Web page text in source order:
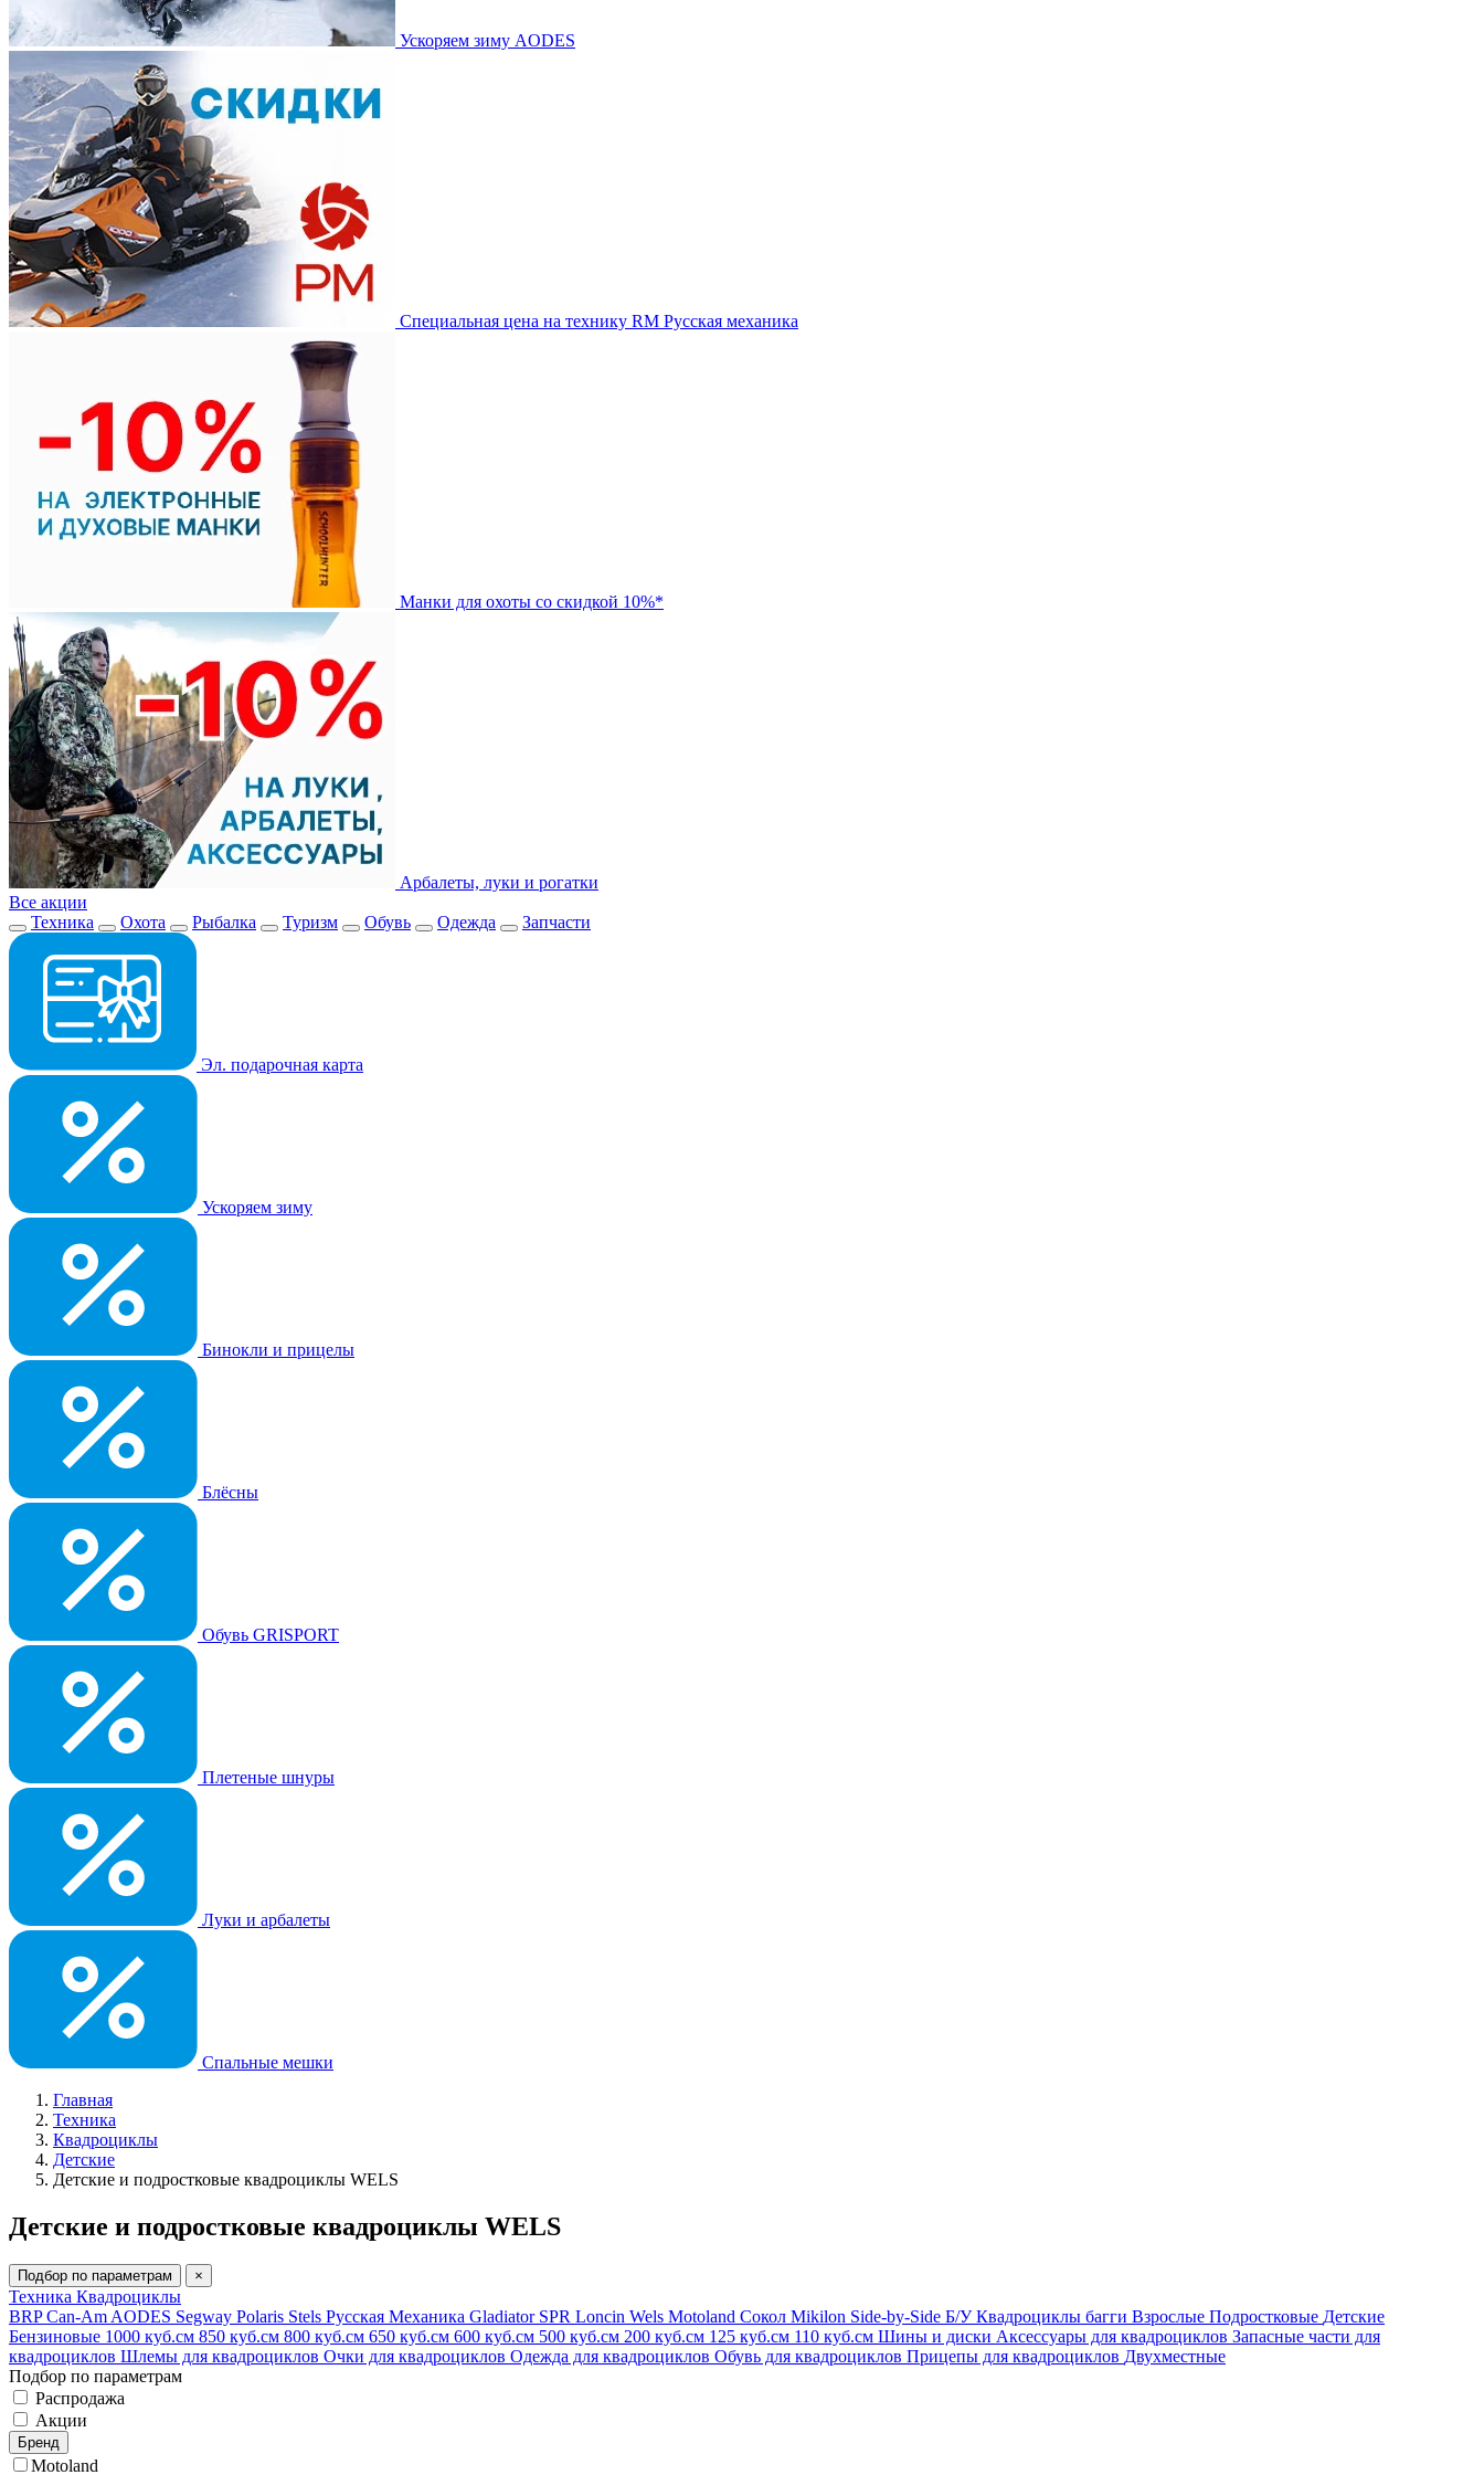
Ускоряем зиму AODES
Специальная цена на технику RM Русская механика
Манки для охоты со скидкой 10%*
Арбалеты, луки и рогатки
Все акции
Техника
Охота Рыбалка Туризм Обувь Одежда Запчасти
Эл. подарочная карта
Ускоряем зиму
Бинокли и прицелы
Блёсны
Обувь GRISPORT
Плетеные шнуры
Луки и арбалеты
Спальные мешки
Главная
Техника
Квадроциклы
Детские
Детские и подростковые квадроциклы WELS
Детские и подростковые квадроциклы WELS
Подбор по параметрам ×
Техника Квадроциклы
BRP Can-Am AODES Segway Polaris Stels Русская Механика Gladiator SPR Loncin Wels Motoland Сокол Mikilon Side-by-Side Б/УКвадроциклы багги Взрослые Подростковые Детские
Бензиновые 1000 куб.см 850 куб.см 800 куб.см 650 куб.см 600 куб.см 500 куб.см 200 куб.см 125 куб.см 110 куб.см Шины и диски Аксессуары для квадроциклов Запасные части для
квадроциклов Шлемы для квадроциклов Очки для квадроциклов Одежда для квадроциклов Обувь для квадроциклов Прицепы для квадроциклов Двухместные
Подбор по параметрам
Распродажа
Акции
Бренд
Motoland